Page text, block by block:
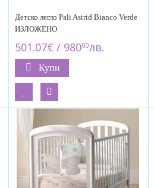
Детско легло Pali Astrid Bianco Verde
ИЗЛОЖЕНО
501.07€ / 98000лв.
Купи